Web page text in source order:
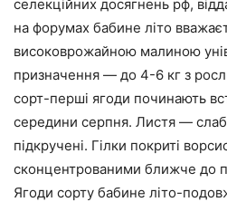
селекційних досягнень рф,
на форумах бабине літо
високоврожайною малиною
призначення — до 4-6 кг з
сорт-перші ягоди починають
середини серпня. Листя —
підкручені. Гілки покриті
сконцентрованими ближче до
Ягоди сорту бабине літо-